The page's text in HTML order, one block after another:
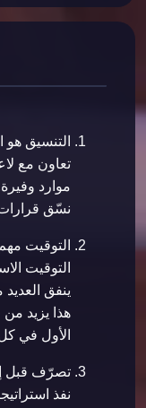
التنسيق
تعاون مع
موارد
نسّق قرارات
التوقيت
التوقيت
ينفق
هذا يزيد
الأول في
تصرّف قبل
نفذ